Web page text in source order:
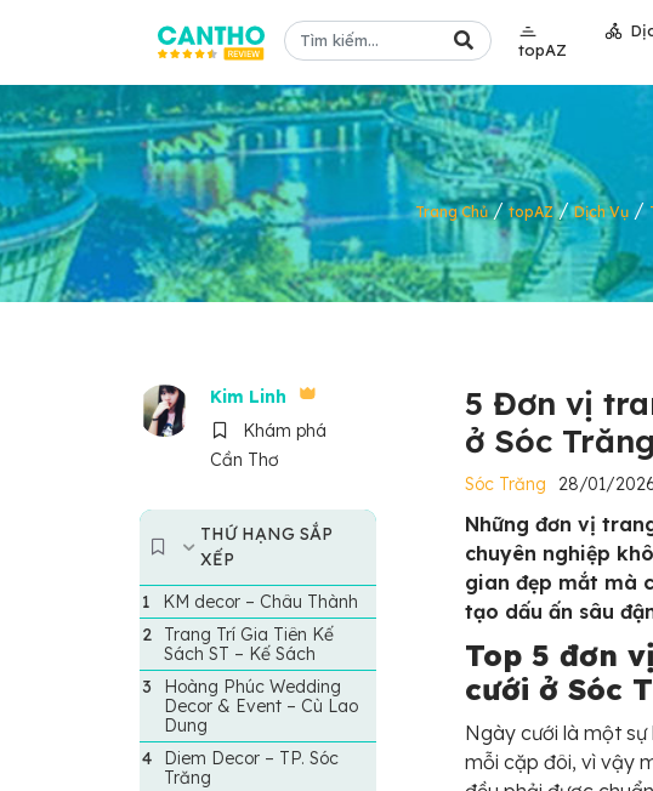
topAZ
Trang Chủ/topAZ /Dịch Vụ/
Kim Linh
Khám phá
Cần Thơ
5 Đơn vị
ở Sóc
Sóc Trăng 28/01/
THỨ HẠNG SẮP
XẾP
KM decor – Châu Thành
Trang Trí Gia Tiên Kế
Sách ST – Kế Sách
Hoàng Phúc Wedding
Decor & Event – Cù Lao
Dung
Diem Decor – TP. Sóc
Trăng
Những đơn vị
chuyên nghiệp
gian đẹp mắt mà
tạo dấu ấn sâu
Top 5 đơn
cưới ở Sóc
Ngày cưới là một
mỗi cặp đôi, vì vậy